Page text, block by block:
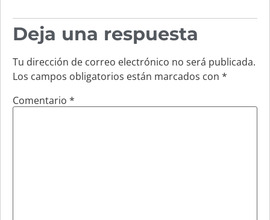
Deja una respuesta
Tu dirección de correo electrónico no será publicada.
Los campos obligatorios están marcados con *
Comentario *